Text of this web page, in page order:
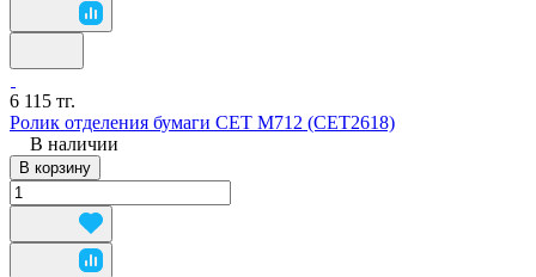
6 115 тг.
Ролик отделения бумаги CET M712 (CET2618)
В наличии
В корзину